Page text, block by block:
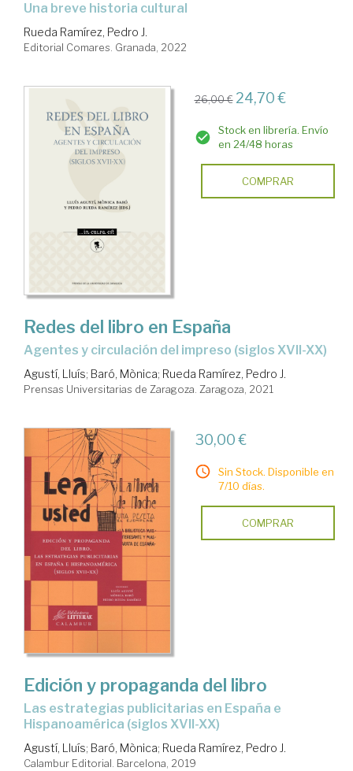
una breve historia cultural
Rueda Ramírez, Pedro J.
Editorial Comares. Granada, 2022
26,00 € 24,70 €
Stock en librería. Envío
en 24/48 horas
COMPRAR
Redes del libro en España
agentes y circulación del impreso (siglos XVII-XX)
Agustí, Lluís; Baró, Mònica; Rueda Ramírez, Pedro J.
Prensas Universitarias de Zaragoza. Zaragoza, 2021
30,00 €
Sin Stock. Disponible en
7/10 días.
COMPRAR
Edición y propaganda del libro
las estrategias publicitarias en España e
Hispanoamérica (siglos XVII-XX)
Agustí, Lluís; Baró, Mònica; Rueda Ramírez, Pedro J.
Calambur Editorial. Barcelona, 2019